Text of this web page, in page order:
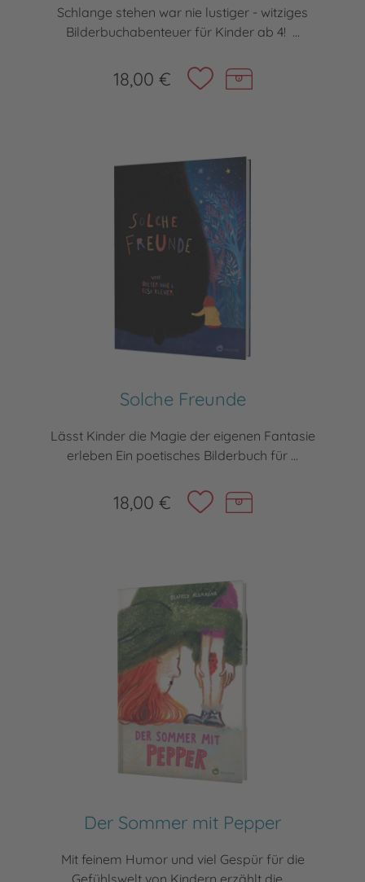
Schlange stehen war nie lustiger - witziges
Bilderbuchabenteuer für Kinder ab 4! ...
18,00 €
Solche Freunde
Lässt Kinder die Magie der eigenen Fantasie
erleben Ein poetisches Bilderbuch für ...
18,00 €
Der Sommer mit Pepper
Mit feinem Humor und viel Gespür für die